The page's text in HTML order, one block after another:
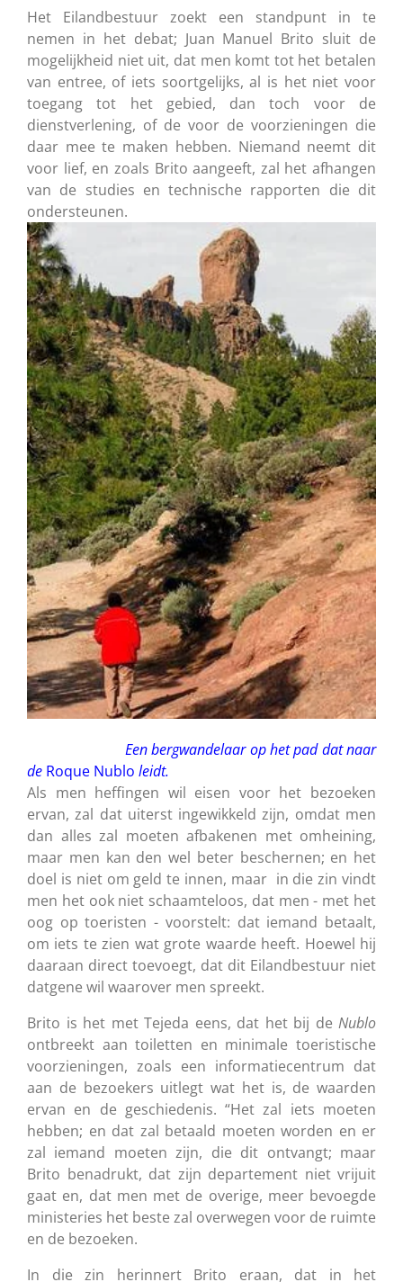
Het Eilandbestuur zoekt een standpunt in te
nemen in het debat; Juan Manuel Brito sluit de
mogelijkheid niet uit, dat men komt tot het betalen
van entree, of iets soortgelijks, al is het niet voor
toegang tot het gebied, dan toch voor de
dienstverlening, of de voor de voorzieningen die
daar mee te maken hebben. Niemand neemt dit
voor lief, en zoals Brito aangeeft, zal het afhangen
van de studies en technische rapporten die dit
ondersteunen.
Een bergwandelaar op het pad dat naar
de Roque Nublo leidt.
Als men heffingen wil eisen voor het bezoeken
ervan, zal dat uiterst ingewikkeld zijn, omdat men
dan alles zal moeten afbakenen met omheining,
maar men kan den wel beter beschernen; en het
doel is niet om geld te innen, maar in die zin vindt
men het ook niet schaamteloos, dat men - met het
oog op toeristen - voorstelt: dat iemand betaalt,
om iets te zien wat grote waarde heeft. Hoewel hij
daaraan direct toevoegt, dat dit Eilandbestuur niet
datgene wil waarover men spreekt.
Brito is het met Tejeda eens, dat het bij de Nublo
ontbreekt aan toiletten en minimale toeristische
voorzieningen, zoals een informatiecentrum dat
aan de bezoekers uitlegt wat het is, de waarden
ervan en de geschiedenis. “Het zal iets moeten
hebben; en dat zal betaald moeten worden en er
zal iemand moeten zijn, die dit ontvangt; maar
Brito benadrukt, dat zijn departement niet vrijuit
gaat en, dat men met de overige, meer bevoegde
ministeries het beste zal overwegen voor de ruimte
en de bezoeken.
In die zin herinnert Brito eraan, dat in het